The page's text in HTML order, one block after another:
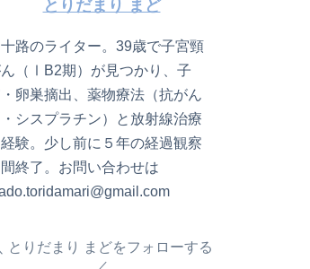
とりだまり まど
路のライター。39歳で子宮頸
（ⅠB2期）が見つかり、子
卵巣摘出、薬物療法（抗がん
シスプラチン）と放射線治療
験。少し前に５年の経過観察
終了。お問い合わせは
とりだまり まどをフォローする